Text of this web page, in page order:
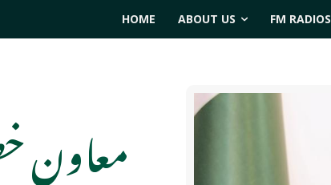
HOME ABOUT US FM RADIOS
معاون